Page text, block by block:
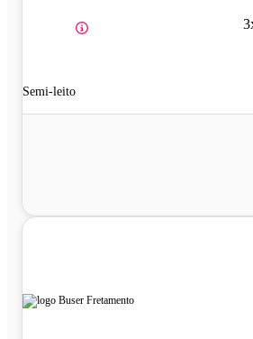
Semi-leito